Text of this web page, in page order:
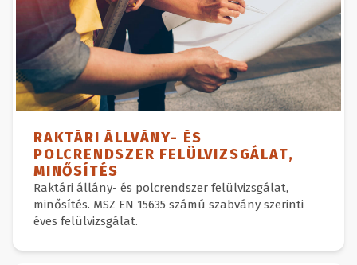
RAKTÁRI ÁLLVÁNY- ÉS
POLCRENDSZER FELÜLVIZSGÁLAT,
MINŐSÍTÉS
Raktári állány- és polcrendszer felülvizsgálat,
minősítés. MSZ EN 15635 számú szabvány szerinti
éves felülvizsgálat.